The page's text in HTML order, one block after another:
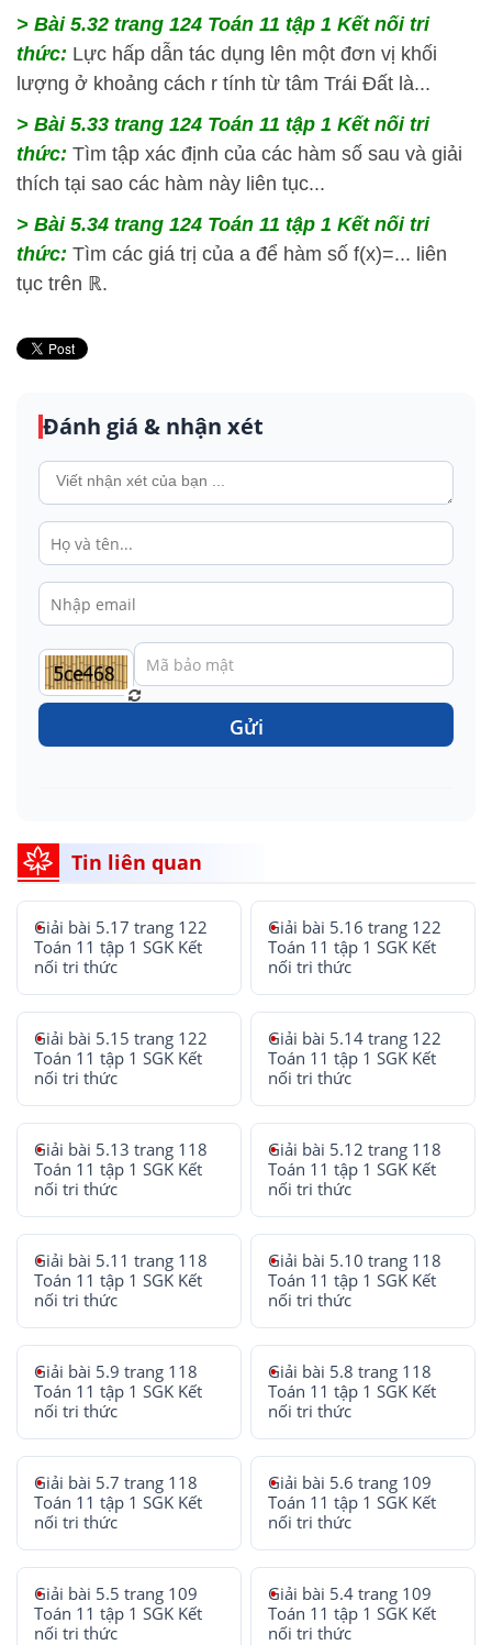
> Bài 5.32 trang 124 Toán 11 tập 1 Kết nối tri
thức: Lực hấp dẫn tác dụng lên một đơn vị khối
lượng ở khoảng cách r tính từ tâm Trái Đất là...
> Bài 5.33 trang 124 Toán 11 tập 1 Kết nối tri
thức: Tìm tập xác định của các hàm số sau và giải
thích tại sao các hàm này liên tục...
> Bài 5.34 trang 124 Toán 11 tập 1 Kết nối tri
thức: Tìm các giá trị của a để hàm số f(x)=... liên
tục trên ℝ.
Đánh giá & nhận xét
Gửi
Tin liên quan
Giải bài 5.17 trang 122
Toán 11 tập 1 SGK Kết
nối tri thức
Giải bài 5.16 trang 122
Toán 11 tập 1 SGK Kết
nối tri thức
Giải bài 5.15 trang 122
Toán 11 tập 1 SGK Kết
nối tri thức
Giải bài 5.14 trang 122
Toán 11 tập 1 SGK Kết
nối tri thức
Giải bài 5.13 trang 118
Toán 11 tập 1 SGK Kết
nối tri thức
Giải bài 5.12 trang 118
Toán 11 tập 1 SGK Kết
nối tri thức
Giải bài 5.11 trang 118
Toán 11 tập 1 SGK Kết
nối tri thức
Giải bài 5.10 trang 118
Toán 11 tập 1 SGK Kết
nối tri thức
Giải bài 5.9 trang 118
Toán 11 tập 1 SGK Kết
nối tri thức
Giải bài 5.8 trang 118
Toán 11 tập 1 SGK Kết
nối tri thức
Giải bài 5.7 trang 118
Toán 11 tập 1 SGK Kết
nối tri thức
Giải bài 5.6 trang 109
Toán 11 tập 1 SGK Kết
nối tri thức
Giải bài 5.5 trang 109
Toán 11 tập 1 SGK Kết
nối tri thức
Giải bài 5.4 trang 109
Toán 11 tập 1 SGK Kết
nối tri thức